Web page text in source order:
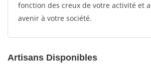
fonction des creux de votre activité et
avenir à votre société.
Artisans Disponibles